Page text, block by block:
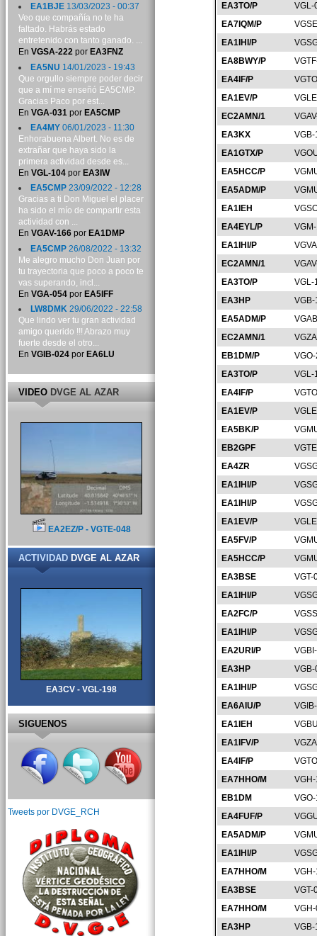
EA3TO/P
VGL-
EA7IQM/P
EA1IHI/P
EA8BWY/P
EA4IF/P
EA1EV/P
EC2AMN/1
EA3KX
EA1GTX/P
EA5HCC/P
EA5ADM/P
EA1IEH
EA4EYL/P
EA1IHI/P
EC2AMN/1
EA3TO/P
VGL-
EA3HP
EA5ADM/P
EC2AMN/1
EB1DM/P
EA3TO/P
VGL-
EA4IF/P
EA1EV/P
EA5BK/P
EB2GPF
EA4ZR
EA1IHI/P
EA1IHI/P
EA1EV/P
EA5FV/P
EA5HCC/P
EA3BSE
VGT-
EA1IHI/P
EA2FC/P
EA1IHI/P
EA2URI/P
EA3HP
EA1IHI/P
EA6AIU/P
EA1IEH
EA1IFV/P
EA4IF/P
EA7HHO/M
EB1DM
EA4FUF/P
EA5ADM/P
EA1IHI/P
EA7HHO/M
EA3BSE
VGT-
EA7HHO/M
EA3HP
EA1BJE13/03/2023 - 00:37
Veo que compañía no te ha
faltado. Habrás estado
entretenido con tanto ganado. ...
En VGSA-222por EA3FNZ
EA5NU 14/01/2023 - 19:43
Que orgullo siempre poder decir
que a mí me enseñó EA5CMP.
Gracias Paco por est...
En VGA-031 por EA5CMP
EA4MY06/01/2023 - 11:30
Enhorabuena Albert. No es de
extrañar que haya sido la
primera actividad desde es...
En VGL-104por EA3IW
EA5CMP23/09/2022 - 12:28
Gracias a ti Don Miguel el placer
ha sido el mío de compartir esta
actividad con ...
En VGAV-166por EA1DMP
EA5CMP26/08/2022 - 13:32
Me alegro mucho Don Juan por
tu trayectoria que poco a poco te
vas superando, incl...
En VGA-054por EA5IFF
LW8DMK29/06/2022 - 22:58
Que lindo ver tu gran actividad
amigo querido !!! Abrazo muy
fuerte desde el otro...
En VGIB-024por EA6LU
VIDEODVGE AL AZAR
EA2EZ/P - VGTE-048
ACTIVIDADDVGE AL AZAR
EA3CV - VGL-198
SIGUENOS
Tweets por DVGE_RCH